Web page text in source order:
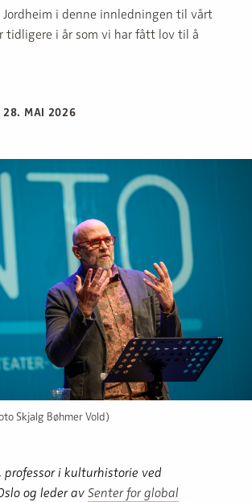
Jordheim i denne innledningen til vårt
tidligere i år som vi har fått lov til å
28. MAI 2026
Skjalg Bøhmer Vold)
professor i kulturhistorie ved
og leder av Senter for global